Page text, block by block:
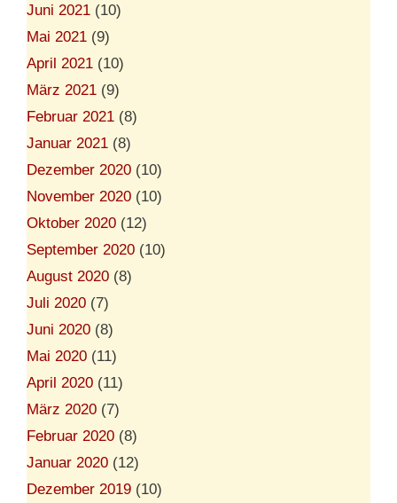
Juni 2021 (10)
Mai 2021 (9)
April 2021 (10)
März 2021 (9)
Februar 2021 (8)
Januar 2021 (8)
Dezember 2020 (10)
November 2020 (10)
Oktober 2020 (12)
September 2020 (10)
August 2020 (8)
Juli 2020 (7)
Juni 2020 (8)
Mai 2020 (11)
April 2020 (11)
März 2020 (7)
Februar 2020 (8)
Januar 2020 (12)
Dezember 2019 (10)